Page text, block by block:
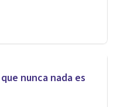
nunca nada es